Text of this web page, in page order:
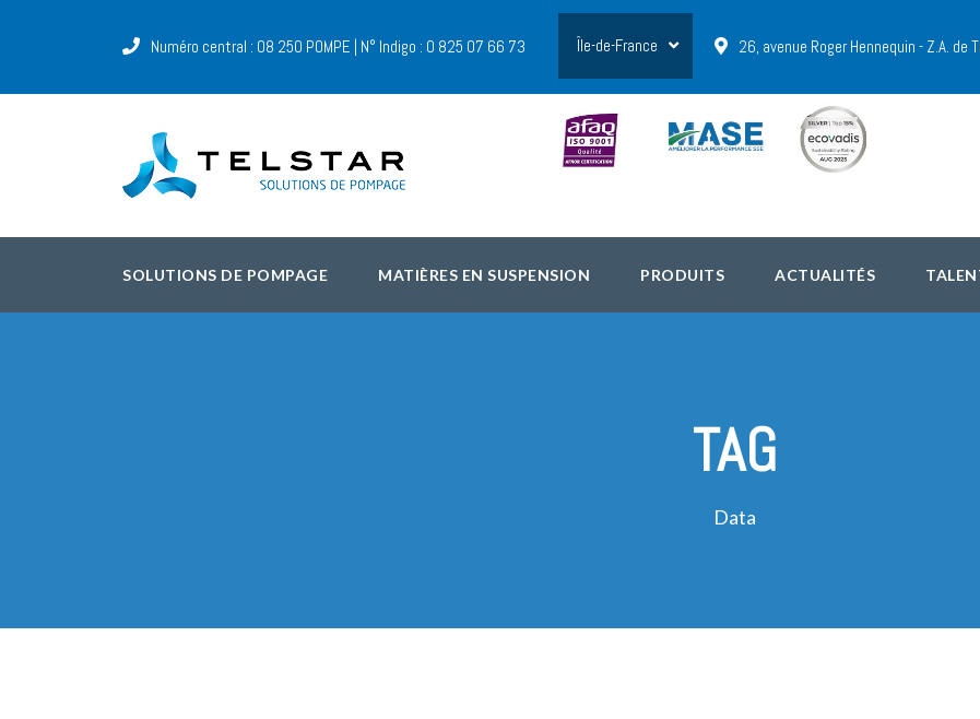
Numéro central : 08 250 POMPE | N° Indigo : 0 825 07 66 73 Île-de-France 26, avenue Roger Hennequin - Z.A.
SOLUTIONS DE POMPAGE MATIÈRES EN SUSPENSION PRODUITS ACTUALITÉS
TAG
Data